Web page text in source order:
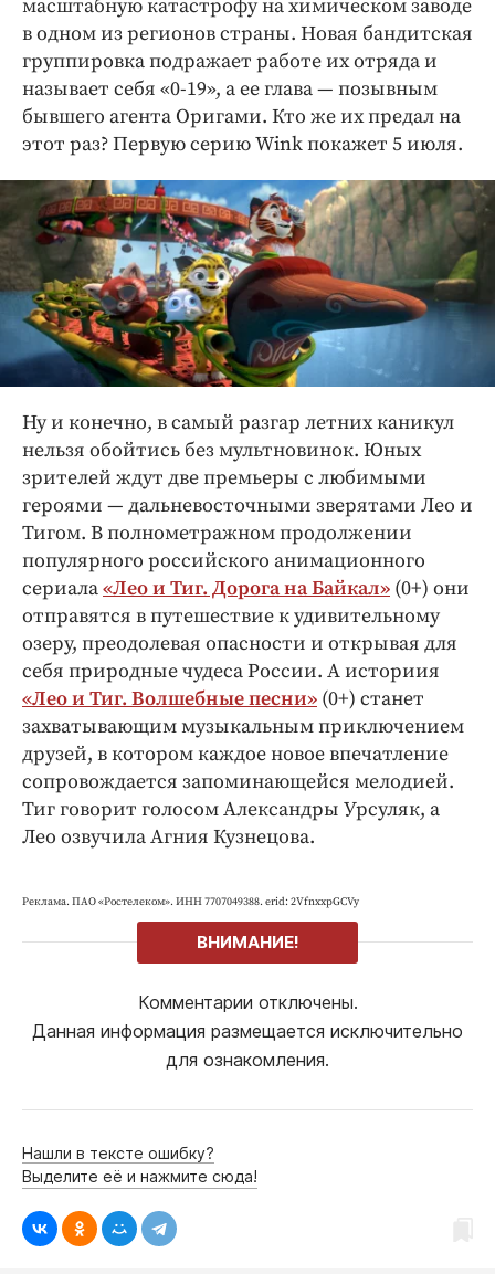
масштабную катастрофу на химическом заводе
в одном из регионов страны. Новая бандитская
группировка подражает работе их отряда и
называет себя «0-19», а ее глава — позывным
бывшего агента Оригами. Кто же их предал на
этот раз?Первую серию Wink покажет 5 июля.
Ну и конечно, в самый разгар летних каникул
нельзя обойтись без мультновинок. Юных
зрителей ждут две премьеры с любимыми
героями — дальневосточными зверятами Лео и
Тигом. В полнометражном продолжении
популярного российского анимационного
сериала«Лео и Тиг. Дорога на Байкал» (0+) они
отправятся в путешествие к удивительному
озеру, преодолевая опасности и открывая для
себя природные чудеса России. А историия
«Лео и Тиг. Волшебные песни» (0+) станет
захватывающим музыкальным приключением
друзей, в котором каждое новое впечатление
сопровождается запоминающейся мелодией.
Тиг говорит голосом Александры Урсуляк, а
Лео озвучила Агния Кузнецова.
Реклама. ПАО «Ростелеком». ИНН 7707049388. erid: 2VfnxxpGCVy
ВНИМАНИЕ!
Комментарии отключены.
Данная информация размещается исключительно
для ознакомления.
Нашли в тексте ошибку?
Выделите её и нажмите сюда!